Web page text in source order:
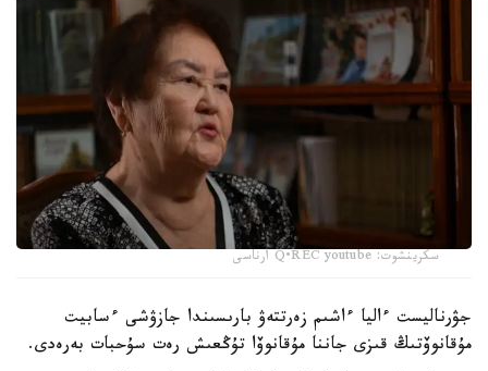
سكرينشوت: Q•REC youtube ارناسى
جۋرناليست ءاليا ءاشىم زەرتتەۋ بارىسىندا جازۋشى ءسابيت
مۇقانوۆتىڭ قىزى جاننا مۇقانوۆا تۇڭعىش رەت سۇحبات بەرەدى.